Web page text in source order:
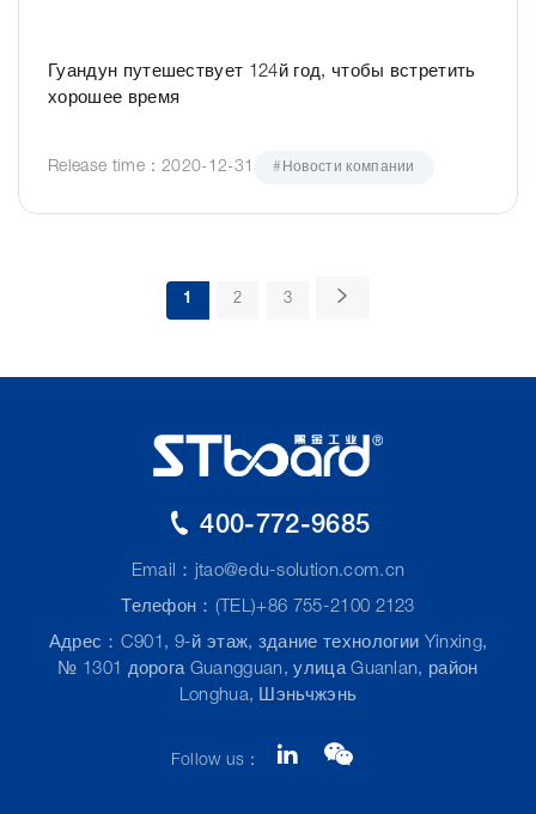
Гуандун путешествует 124й год, чтобы встретить
хорошее время
Release time：2020-12-31 #Новости компании
1 2 3
400-772-9685
Email： jtao@edu-solution.com.cn
Телефон：(TEL)+86 755-2100 2123
Адрес：C901, 9-й этаж, здание технологии Yinxing,
№ 1301 дорога Guangguan, улица Guanlan, район
Longhua, Шэньчжэнь
Follow us：